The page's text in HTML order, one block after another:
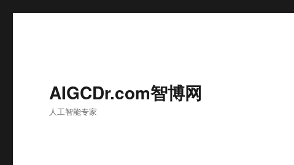
AIGCDr.com智博网
人工智能专家